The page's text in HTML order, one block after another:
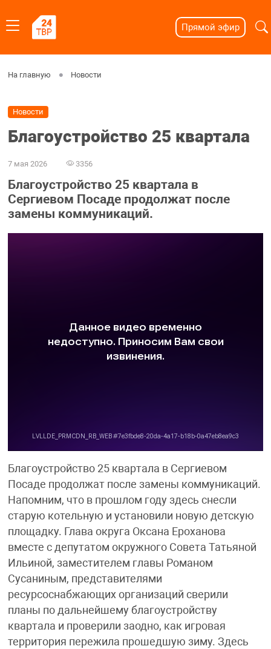
Прямой эфир
На главную Новости
Новости
Благоустройство 25 квартала
7 мая 2026 3356
Благоустройство 25 квартала в
Сергиевом Посаде продолжат после
замены коммуникаций.
Благоустройство 25 квартала в Сергиевом
Посаде продолжат после замены коммуникаций.
Напомним, что в прошлом году здесь снесли
старую котельную и установили новую детскую
площадку. Глава округа Оксана Ероханова
вместе с депутатом окружного Совета Татьяной
Ильиной, заместителем главы Романом
Сусаниным, представителями
ресурсоснабжающих организаций сверили
планы по дальнейшему благоустройству
квартала и проверили заодно, как игровая
территория пережила прошедшую зиму. Здесь